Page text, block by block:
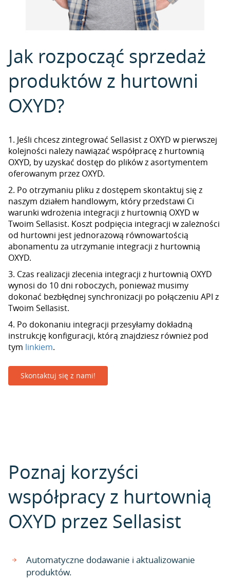
Jak rozpocząć sprzedaż
produktów z hurtowni
OXYD?
1. Jeśli chcesz zintegrować Sellasist z OXYD w pierwszej
kolejności należy nawiązać współpracę z hurtownią
OXYD, by uzyskać dostęp do plików z asortymentem
oferowanym przez OXYD.
2. Po otrzymaniu pliku z dostępem skontaktuj się z
naszym działem handlowym, który przedstawi Ci
warunki wdrożenia integracji z hurtownią OXYD w
Twoim Sellasist. Koszt podpięcia integracji w zależności
od hurtowni jest jednorazową równowartością
abonamentu za utrzymanie integracji z hurtownią
OXYD.
3. Czas realizacji zlecenia integracji z hurtownią OXYD
wynosi do 10 dni roboczych, ponieważ musimy
dokonać bezbłędnej synchronizacji po połączeniu API z
Twoim Sellasist.
4. Po dokonaniu integracji przesyłamy dokładną
instrukcję konfiguracji, którą znajdziesz również pod
tym linkiem.
Skontaktuj się z nami!
Poznaj korzyści
współpracy z hurtownią
OXYD przez Sellasist
Automatyczne dodawanie i aktualizowanie
produktów.